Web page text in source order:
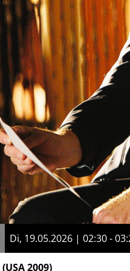
Di, 19.05.2026 | 02:30 -
(USA 2009)